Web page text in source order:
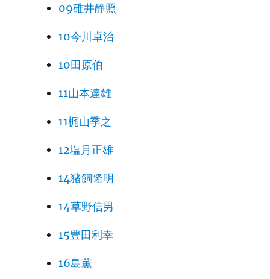
09碓井静照
10今川卓治
10田原伯
11山本達雄
11梶山季之
12塩月正雄
14猪飼隆明
14草野信男
15豊田利幸
16島薫